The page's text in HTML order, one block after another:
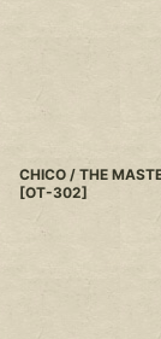
CHICO / THE
[OT-302]